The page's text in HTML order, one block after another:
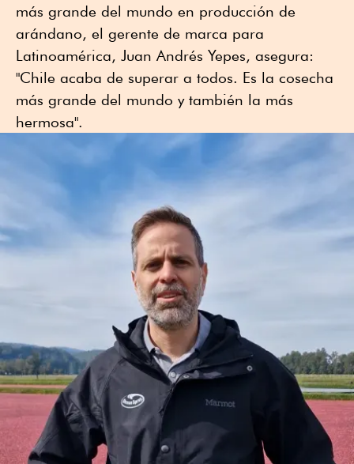
más grande del mundo en producción de
arándano, el gerente de marca para
Latinoamérica, Juan Andrés Yepes, asegura:
"Chile acaba de superar a todos. Es la cosecha
más grande del mundo y también la más
hermosa".